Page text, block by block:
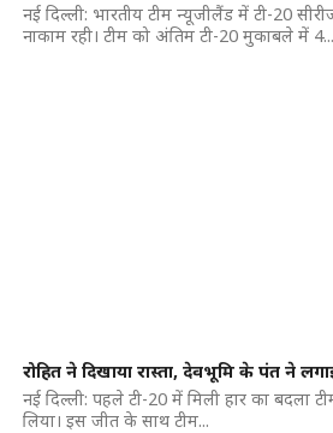
नई दिल्ली: भारतीय टीम न्यूजीलैंड में टी-20
नाकाम रही। टीम को अंतिम टी-20 मुकाबले में 4...
रोहित ने दिखाया रास्ता, देवभूमि के पंत ने
नई दिल्ली: पहले टी-20 में मिली हार का बदला
लिया। इस जीत के साथ टीम...